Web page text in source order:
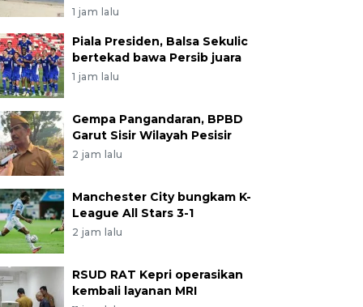
1 jam lalu
Piala Presiden, Balsa Sekulic
bertekad bawa Persib juara
1 jam lalu
Gempa Pangandaran, BPBD
Garut Sisir Wilayah Pesisir
2 jam lalu
Manchester City bungkam K-
League All Stars 3-1
2 jam lalu
RSUD RAT Kepri operasikan
kembali layanan MRI